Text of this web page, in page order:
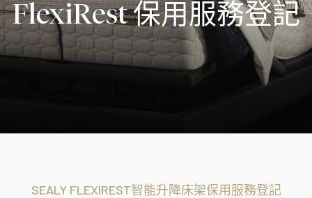
FlexiRest 保用服務登記
SEALY FLEXIREST智能升降床架保用服務登記